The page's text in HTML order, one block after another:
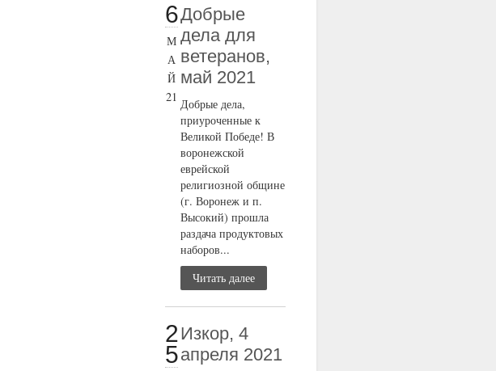
6
М
А
Й
21
Добрые
дела для
ветеранов,
май 2021
Добрые дела,
приуроченные к
Великой Победе! В
воронежской
еврейской
религиозной общине
(г. Воронеж и п.
Высокий) прошла
раздача продуктовых
наборов...
Читать далее
2
5
Изкор, 4
апреля 2021